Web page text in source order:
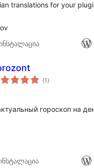
translations for your
(1 საერთო
რეიტინგი
)
гороскоп на